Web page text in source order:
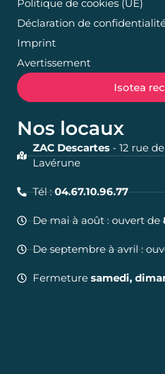
Politique de cookies (UE)
Déclaration de
Imprint
Avertissement
Isotea
Nos locaux
ZAC Descartes- 12 rue
Lavérune
Tél :04.67.10.96.77
De mai à août : ouvert de
De septembre à avril :
Fermeture samedi,